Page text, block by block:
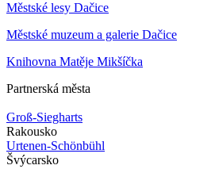
Městské lesy Dačice
Městské muzeum a galerie Dačice
Knihovna Matěje Mikšíčka
Partnerská města
Groß-Siegharts
Rakousko
Urtenen-Schönbühl
Švýcarsko